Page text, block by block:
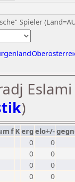
Spieler
)
f Kerg elo+/-
0
0
0
0
0
0
0
0